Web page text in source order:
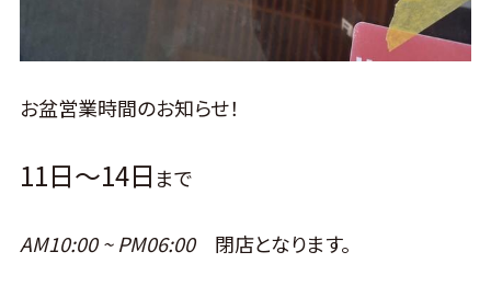
お盆営業時間のお知らせ！
11日～14日 まで
AM10:00 ~ PM06:00閉店となります。